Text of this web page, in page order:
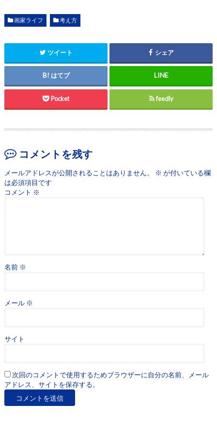
画家ライフ 考え方
ツイート シェア
はてブ
Pocket feedly
コメントを残す
メールアドレスが公開されることはありません。 ※ が付いている欄
は必須項目です
コメント ※
名前 ※
メール ※
サイト
次回のコメントで使用するためブラウザーに自分の名前、メール
アドレス、サイトを保存する。